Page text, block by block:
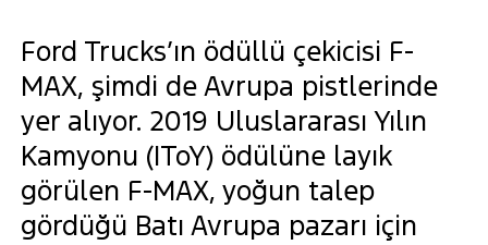
Ford Trucks’ın ödüllü çekicisi F-
MAX, şimdi de Avrupa pistlerinde
yer alıyor. 2019 Uluslararası Yılın
Kamyonu (IToY) ödülüne layık
görülen F-MAX, yoğun talep
gördüğü Batı Avrupa pazarı için